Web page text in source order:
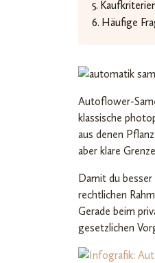
Häufige
Autoflower-
klassische
aus denen
aber klare
Damit du
rechtlichen
Gerade beim
gesetzlichen